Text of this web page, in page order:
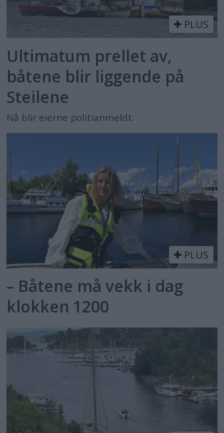
PLUS
Ultimatum prellet av,
båtene blir liggende på
Steilene
Nå blir eierne politianmeldt.
PLUS
– Båtene må vekk i dag
klokken 1200